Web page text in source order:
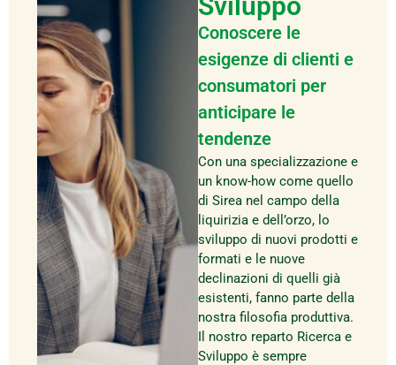
Conoscere le
esigenze di clienti e
consumatori per
anticipare le
tendenze
Con una specializzazione e
un know-how come quello
di Sirea nel campo della
liquirizia e dell’orzo, lo
sviluppo di nuovi prodotti e
formati e le nuove
declinazioni di quelli già
esistenti, fanno parte della
nostra filosofia produttiva.
Il nostro reparto Ricerca e
Sviluppo è sempre